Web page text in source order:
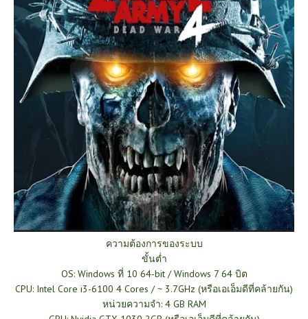
ความต้องการของระบบ
ขั้นต่ำ
OS: Windows ที่ 10 64-bit / Windows 7 64 บิต
CPU: Intel Core i3-6100 4 Cores / ~ 3.7GHz (หรือเอเอ็มดีที่คล้ายกัน)
หน่วยความจำ: 4 GB RAM